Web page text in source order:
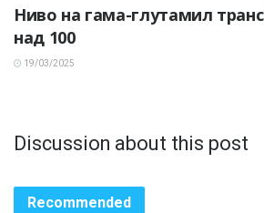
Ниво на гама-глутамил
над 100
19/03/2025
Discussion about this post
Recommended